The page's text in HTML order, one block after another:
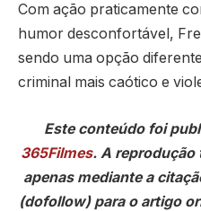
Com ação praticamente
humor desconfortável,
sendo uma opção
criminal mais caótico e
Este conteúdo foi
365Filmes. A reprodução
apenas mediante a
(dofollow) para o artigo